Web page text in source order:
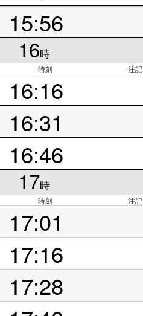
15:56
16時
時刻 注記
16:16
16:31
16:46
17時
時刻 注記
17:01
17:16
17:28